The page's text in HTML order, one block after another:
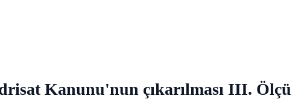
Kanunu'nun çıkarılması III. Ölçü